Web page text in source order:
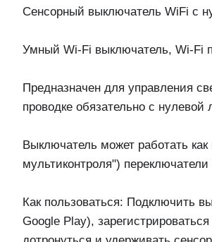
Сенсорный выключатель WiFi с
Умный Wi-Fi выключатель, Wi-Fi
Предназначен для управления
проводке обязательно с
Выключатель может работать
мультиконтроля")
Как пользоваться: Подключить
Google Play),